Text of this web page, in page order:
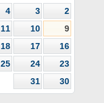
2
3
4
9
10
11
16
17
18
23
24
25
30
31